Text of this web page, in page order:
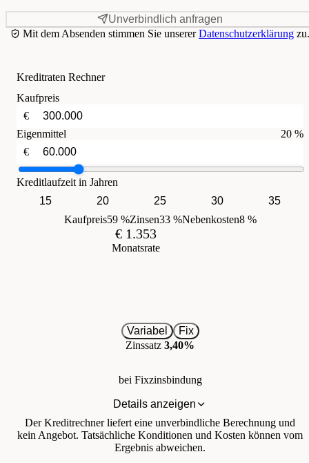
Unverbindlich anfragen
Mit dem Absenden stimmen Sie unsererDatenschutzerklärung zu.
Kreditraten Rechner
Kaufpreis
€
Eigenmittel
20 %
€
Kreditlaufzeit in Jahren
15
20 25 30
35
Kaufpreis59 %Zinsen33 %Nebenkosten8 %
€ 1.353
Monatsrate
Variabel
Fix
Zinssatz 3,40%
bei Fixzinsbindung
Details anzeigen
Der Kreditrechner liefert eine unverbindliche Berechnung und
kein Angebot. Tatsächliche Konditionen und Kosten können vom
Ergebnis abweichen.